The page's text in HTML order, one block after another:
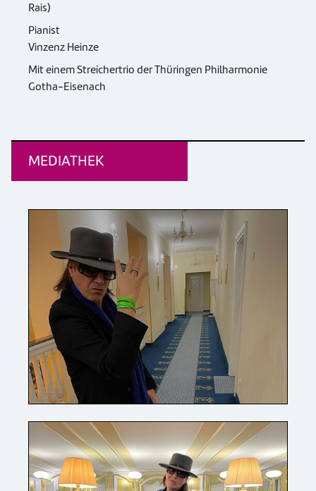
Rais)
Pianist
Vinzenz Heinze
Mit einem Streichertrio der Thüringen Philharmonie
Gotha-Eisenach
MEDIATHEK